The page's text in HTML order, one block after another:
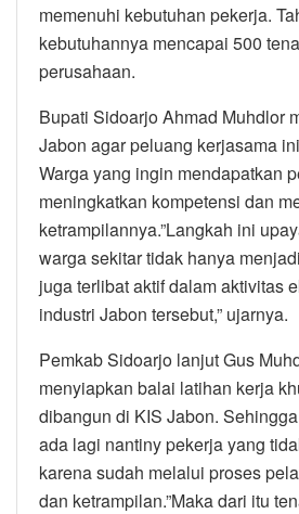
memenuhi kebutuhan pekerja.
kebutuhannya mencapai 500
perusahaan.
Bupati Sidoarjo Ahmad Muhdlor
Jabon agar peluang kerjasama
Warga yang ingin mendapatkan
meningkatkan kompetensi dan
ketrampilannya.”Langkah ini
warga sekitar tidak hanya
juga terlibat aktif dalam aktivitas
industri Jabon tersebut,” ujarnya.
Pemkab Sidoarjo lanjut Gus
menyiapkan balai latihan kerja
dibangun di KIS Jabon.
ada lagi nantiny pekerja yang
karena sudah melalui proses
dan ketrampilan.”Maka dari itu